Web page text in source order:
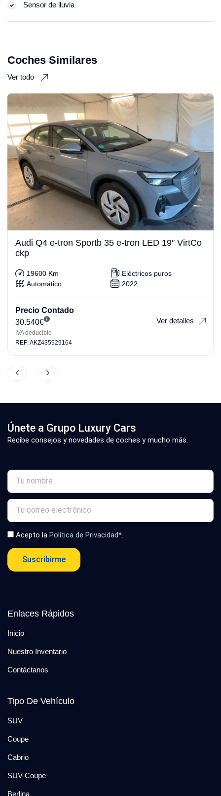
Sensor de lluvia
Coches Similares
Ver todo
Audi Q4 e-tron Sportb 35 e-tron LED 19″ VirtCo
ckp
19600 Km
Eléctricos puros
Automático
2022
Precio Contado
30.540€
IVA deducible
Ver detalles
REF: AKZ435929164
Únete a Grupo Luxury Cars
Recibe consejos y novedades de coches y mucho más.
Acepto la Política de Privacidad*
Suscribirme
Enlaces Rápidos
Inicio
Nuestro Inventario
Contáctanos
Tipo De Vehículo
SUV
Coupe
Cabrio
SUV-Coupe
Berlina